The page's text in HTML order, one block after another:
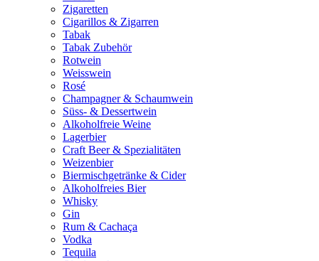
Zigaretten
Cigarillos & Zigarren
Tabak
Tabak Zubehör
Rotwein
Weisswein
Rosé
Champagner & Schaumwein
Süss- & Dessertwein
Alkoholfreie Weine
Lagerbier
Craft Beer & Spezialitäten
Weizenbier
Biermischgetränke & Cider
Alkoholfreies Bier
Whisky
Gin
Rum & Cachaça
Vodka
Tequila